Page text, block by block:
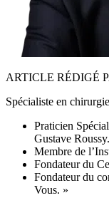
ARTICLE RÉDIGÉ
Spécialiste en
Praticien
Gustave Roussy.
Membre de
Fondateur du
Fondateur du
Vous. »